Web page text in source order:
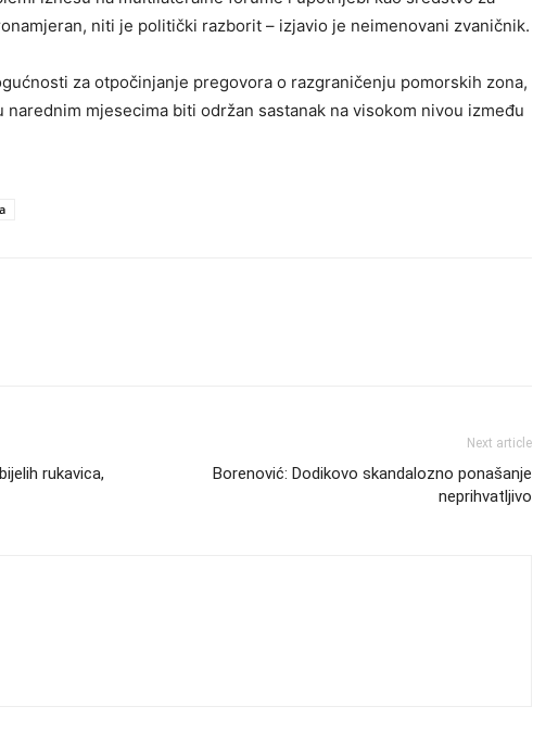
niti je politički razborit – izjavio je neimenovani zvaničnik.
za otpočinjanje pregovora o razgraničenju pomorskih zona,
narednim mjesecima biti održan sastanak na visokom nivou između
rukavica,
Next article
Borenović: Dodikovo skandalozno ponašanje
neprihvatljivo